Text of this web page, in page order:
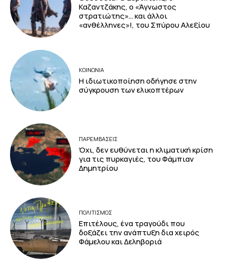
Καζαντζάκης, ο «Άγνωστος
στρατιώτης»… και άλλοι
«ανθέλληνες»!, του Σπύρου Αλεξίου
ΚΟΙΝΩΝΙΑ
Η ιδιωτικοποίηση οδήγησε στην
σύγκρουση των ελικοπτέρων
ΠΑΡΕΜΒΑΣΕΙΣ
Όχι, δεν ευθύνεται η κλιματική κρίση
για τις πυρκαγιές, του Φάμπιαν
Δημητρίου
ΠΟΛΙΤΙΣΜΟΣ
Επιτέλους, ένα τραγούδι που
δοξάζει την ανάπτυξη δια χειρός
Φάμελου και Δεληβοριά